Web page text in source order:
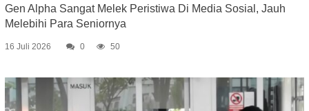
Gen Alpha Sangat Melek Peristiwa Di Media Sosial, Jauh
Melebihi Para Seniornya
16 Juli 2026 0 50